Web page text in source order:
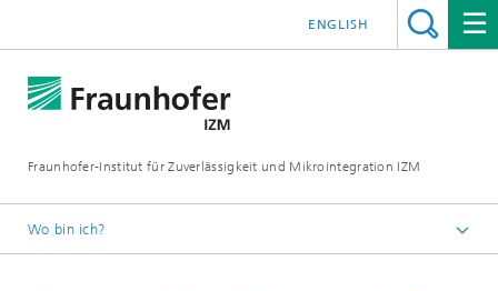
Fraunhofer-Institut für Zuverlässigkeit und Mikrointegration IZM
ENGLISH
Wo bin ich?